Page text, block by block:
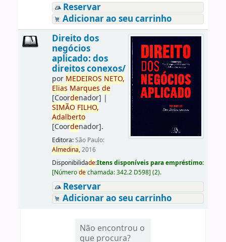
Reservar
Adicionar ao seu carrinho
Direito dos
negócios
aplicado: dos
direitos conexos/
por MEDEIROS NETO,
Elias Marques de
[Coordenador] |
SIMÃO FILHO,
Adalberto
[Coordenador].
Editora:São Paulo:
Almedina,2016
Disponibilidade:Itens disponíveis para empréstimo:
[Númerodechamada:342.2 D598] (2).
Reservar
Adicionar ao seu carrinho
Não encontrou o
que procura?